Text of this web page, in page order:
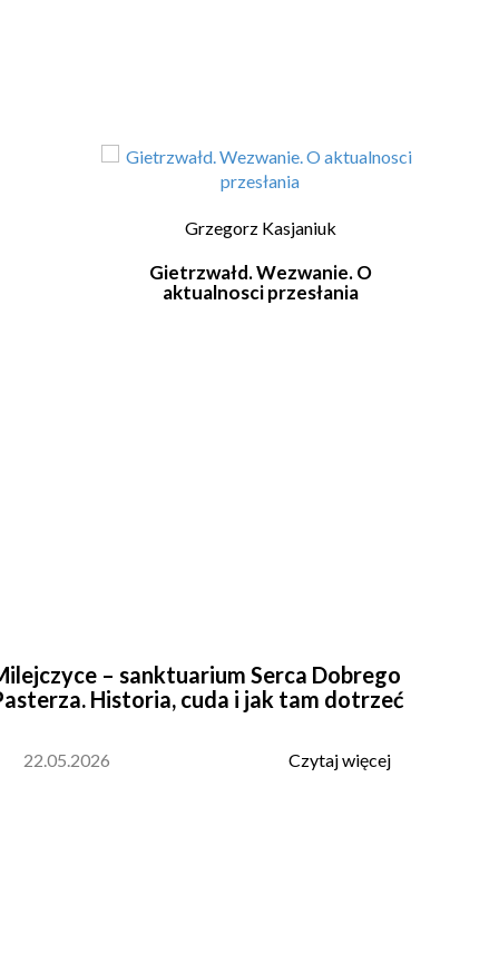
Grzegorz Kasjaniuk
Gietrzwałd. Wezwanie. O
aktualnosci przesłania
– sanktuarium Serca Dobrego
Historia, cuda i jak tam dotrzeć
22.05.2026 Czytaj więcej